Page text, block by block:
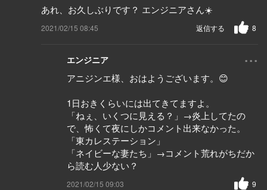
あれ、お久しぶりです？ エンジニアさん☀️
2021/02/15 08:45 8
返信する
エンジニア ...
アニジンエ様、おはようございます。😊
1日おきくらいには出てきてますよ。
「ねぇ、いくつに見える？」→炎上してたの
で、怖くて夜にしかコメント出来なかった。
「東カレステーション」
「ネイビーな妻たち」→コメント荒れがちだか
ら読む人少ない？
2021/02/15 09:03 9